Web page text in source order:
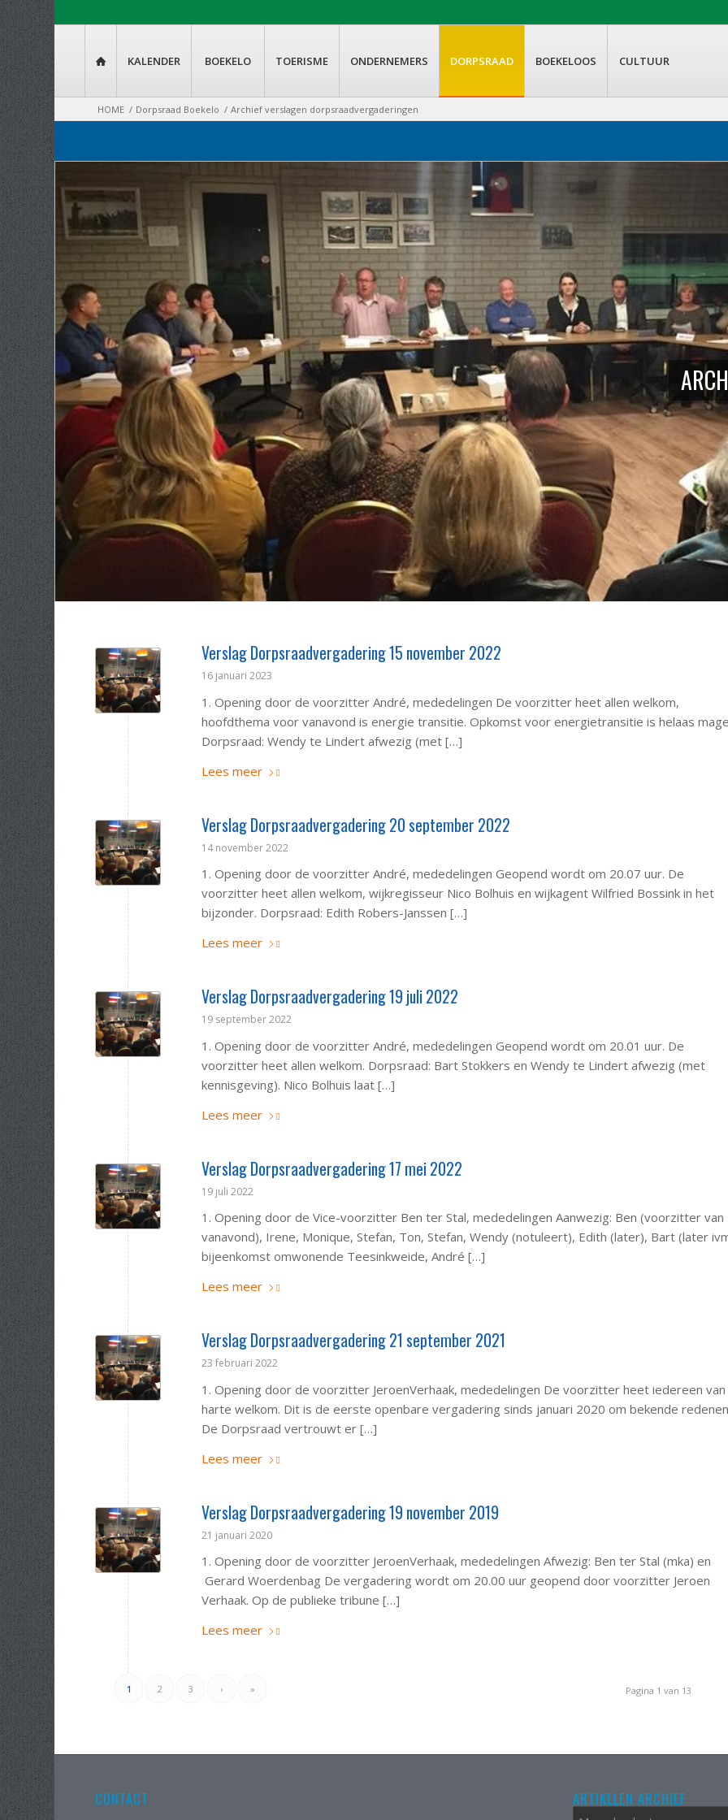
 KALENDER BOEKELO TOERISME ONDERNEMERS DORPSRAAD BOEKELOOS CULTUUR
HOME / Dorpsraad Boekelo / Archief verslagen dorpsraadvergaderingen
Verslag Dorpsraadvergadering 15 november 2022
16 januari 2023
1. Opening door de voorzitter André, mededelingen De voorzitter heet allen welkom,
hoofdthema voor vanavond is energie transitie. Opkomst voor energietransitie is helaas
Dorpsraad: Wendy te Lindert afwezig (met […]
Lees meer
Verslag Dorpsraadvergadering 20 september 2022
14 november 2022
1. Opening door de voorzitter André, mededelingen Geopend wordt om 20.07 uur. De
voorzitter heet allen welkom, wijkregisseur Nico Bolhuis en wijkagent Wilfried Bossink in het
bijzonder. Dorpsraad: Edith Robers-Janssen […]
Lees meer
Verslag Dorpsraadvergadering 19 juli 2022
19 september 2022
1. Opening door de voorzitter André, mededelingen Geopend wordt om 20.01 uur. De
voorzitter heet allen welkom. Dorpsraad: Bart Stokkers en Wendy te Lindert afwezig (met
kennisgeving). Nico Bolhuis laat […]
Lees meer
Verslag Dorpsraadvergadering 17 mei 2022
19 juli 2022
1. Opening door de Vice-voorzitter Ben ter Stal, mededelingen Aanwezig: Ben (voorzitter van
vanavond), Irene, Monique, Stefan, Ton, Stefan, Wendy (notuleert), Edith (later), Bart (later
bijeenkomst omwonende Teesinkweide, André […]
Lees meer
Verslag Dorpsraadvergadering 21 september 2021
23 februari 2022
1. Opening door de voorzitter JeroenVerhaak, mededelingen De voorzitter heet iedereen van
harte welkom. Dit is de eerste openbare vergadering sinds januari 2020 om bekende
De Dorpsraad vertrouwt er […]
Lees meer
Verslag Dorpsraadvergadering 19 november 2019
21 januari 2020
1. Opening door de voorzitter JeroenVerhaak, mededelingen Afwezig: Ben ter Stal (mka) en
Gerard Woerdenbag De vergadering wordt om 20.00 uur geopend door voorzitter Jeroen
Verhaak. Op de publieke tribune […]
Lees meer
Pagina 1 van 13
1 2 3 › »
CONTACT ARTIKELEN ARCHIEF